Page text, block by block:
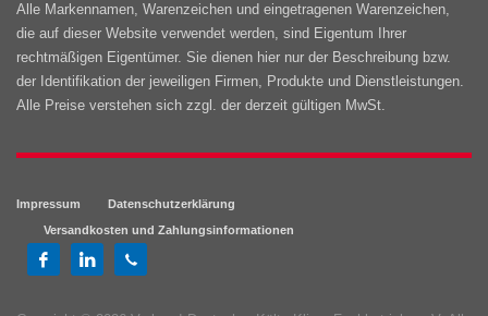
Alle Markennamen, Warenzeichen und eingetragenen Warenzeichen,
die auf dieser Website verwendet werden, sind Eigentum Ihrer
rechtmäßigen Eigentümer. Sie dienen hier nur der Beschreibung bzw.
der Identifikation der jeweiligen Firmen, Produkte und Dienstleistungen.
Alle Preise verstehen sich zzgl. der derzeit gültigen MwSt.
Impressum
Datenschutzerklärung
Versandkosten und Zahlungsinformationen